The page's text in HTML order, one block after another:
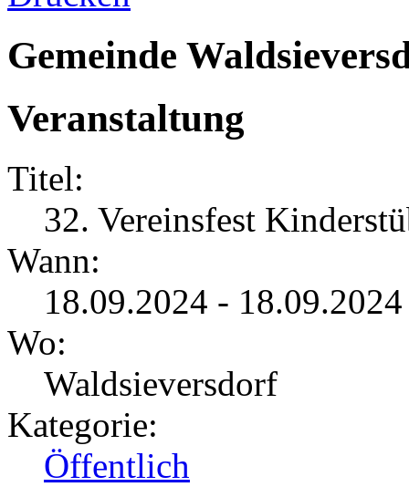
Gemeinde
Veranstaltung
Titel:
32. Vereinsfest
Wann:
18.09.2024 -
Wo:
Waldsieversdorf
Kategorie:
Öffentlich